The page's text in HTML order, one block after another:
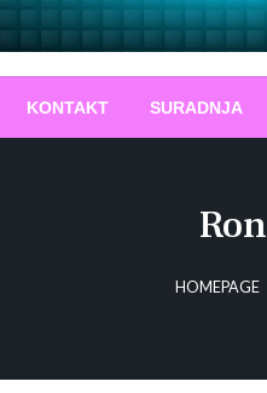
KONTAKT SURADNJA
HOMEPAGE